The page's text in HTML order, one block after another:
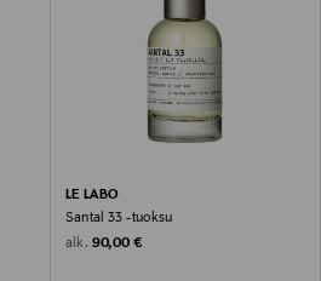
LE LABO
Santal 33 -tuoksu
alk. Original Price
90,00 €